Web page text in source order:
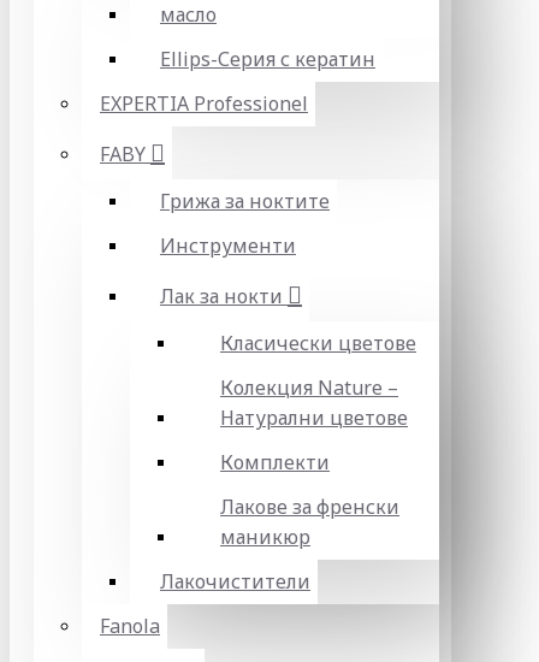
масло
Ellips-Серия с кератин
EXPERTIA Professionel
FABY
Грижа за ноктите
Инструменти
Лак за нокти
Класически цветове
Колекция Nature –
Натурални цветове
Комплекти
Лакове за френски
маникюр
Лакочистители
Fanola